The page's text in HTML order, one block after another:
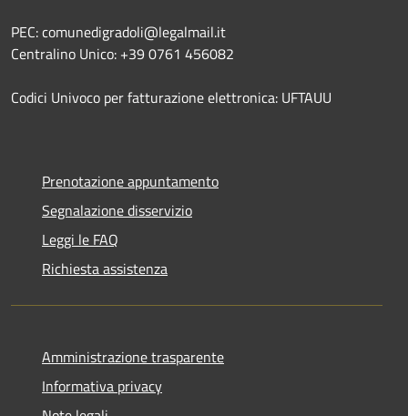
PEC: comunedigradoli@legalmail.it
Centralino Unico: +39 0761 456082
Codici Univoco per fatturazione elettronica: UFTAUU
Prenotazione appuntamento
Segnalazione disservizio
Leggi le FAQ
Richiesta assistenza
Amministrazione trasparente
Informativa privacy